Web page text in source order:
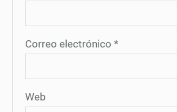
Correo electrónico *
Web